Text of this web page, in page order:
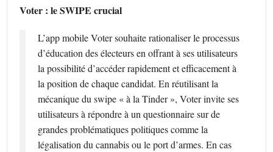
Voter : le SWIPE crucial
L’app mobile Voter souhaite rationaliser le processus
d’éducation des électeurs en offrant à ses utilisateurs
la possibilité d’accéder rapidement et efficacement à
la position de chaque candidat. En réutilisant la
mécanique du swipe « à la Tinder », Voter invite ses
utilisateurs à répondre à un questionnaire sur de
grandes problématiques politiques comme la
légalisation du cannabis ou le port d’armes. En cas